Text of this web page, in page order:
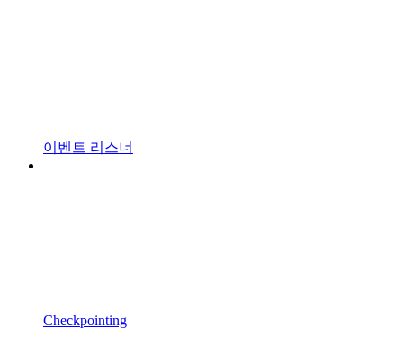
이벤트 리스너
Checkpointing